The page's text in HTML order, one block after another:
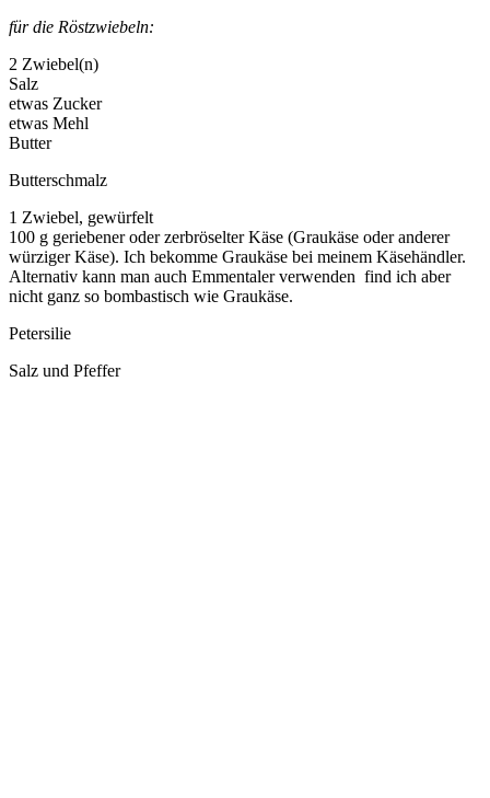
für die Röstzwiebeln:
2 Zwiebel(n)
Salz
etwas Zucker
etwas Mehl
Butter
Butterschmalz
1 Zwiebel, gewürfelt
100 g geriebener oder zerbröselter Käse (Graukäse oder anderer
würziger Käse). Ich bekomme Graukäse bei meinem Käsehändler.
Alternativ kann man auch Emmentaler verwenden find ich aber
nicht ganz so bombastisch wie Graukäse.
Petersilie
Salz und Pfeffer